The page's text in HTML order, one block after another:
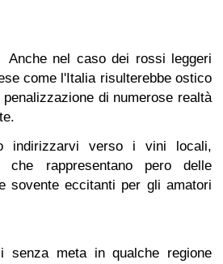
Anche nel caso dei rossi leggeri
come l'Italia risulterebbe ostico
di numerose realtà
indirizzarvi verso i vini locali,
che rappresentano pero delle
sovente eccitanti per gli amatori
senza meta in qualche regione